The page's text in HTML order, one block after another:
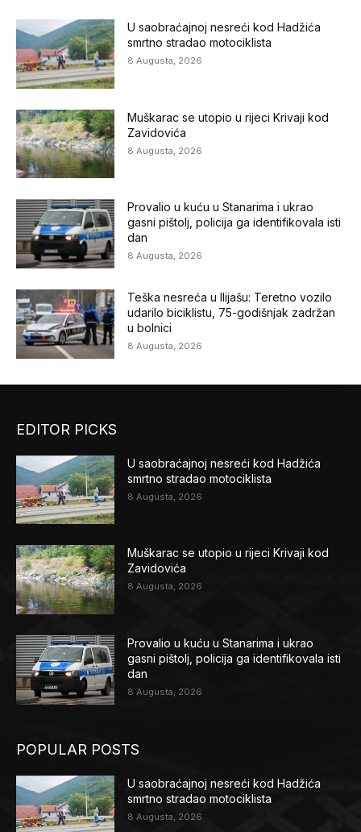
U saobraćajnoj nesreći kod Hadžića
smrtno stradao motociklista
8 Augusta, 2026
Muškarac se utopio u rijeci Krivaji kod
Zavidovića
8 Augusta, 2026
Provalio u kuću u Stanarima i ukrao
gasni pištolj, policija ga identifikovala isti
dan
8 Augusta, 2026
Teška nesreća u Ilijašu: Teretno vozilo
udarilo biciklistu, 75-godišnjak zadržan
u bolnici
8 Augusta, 2026
EDITOR PICKS
U saobraćajnoj nesreći kod Hadžića
smrtno stradao motociklista
8 Augusta, 2026
Muškarac se utopio u rijeci Krivaji kod
Zavidovića
8 Augusta, 2026
Provalio u kuću u Stanarima i ukrao
gasni pištolj, policija ga identifikovala isti
dan
8 Augusta, 2026
POPULAR POSTS
U saobraćajnoj nesreći kod Hadžića
smrtno stradao motociklista
8 Augusta, 2026